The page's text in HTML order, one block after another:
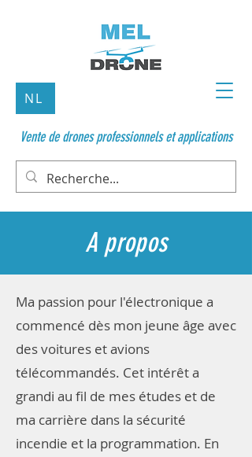
Vente de drones professionnels et applications
NL
A propos
Ma passion pour l'électronique a
commencé dès mon jeune âge avec
des voitures et avions
télécommandés. Cet intérêt a
grandi au fil de mes études et de
ma carrière dans la sécurité
incendie et la programmation. En